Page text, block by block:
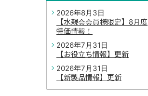
2026年8月3日
【水親会会員様限定】8月度
特価情報！
2026年7月31日
【お役立ち情報】更新
2026年7月31日
【新製品情報】更新